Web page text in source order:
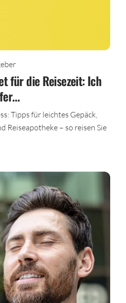
für die Reisezeit: Ich
Tipps für leichtes Gepäck,
Reiseapotheke – so reisen Sie